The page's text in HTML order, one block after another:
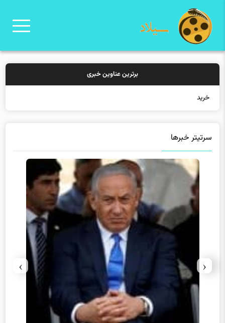
برترین عناوین خبری
خرید بیمه: سنتی یا آنلا
سرتیتر خبرها
‹
›